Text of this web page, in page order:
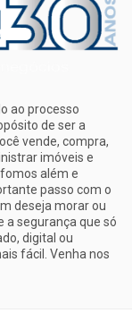
ao processo
de ser a
vende, compra,
imóveis e
além e
passo com o
deseja morar ou
a segurança que só
digital ou
fácil. Venha nos